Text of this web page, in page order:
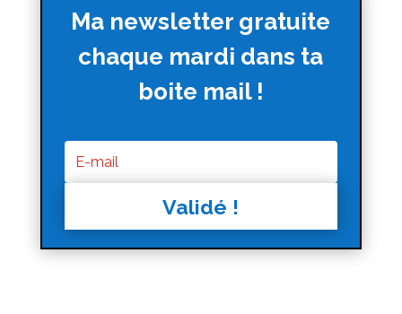
Ma newsletter gratuite
chaque mardi dans ta
boite mail !
Validé !